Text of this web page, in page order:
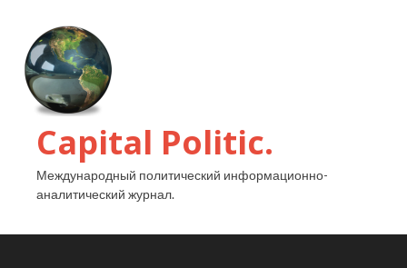
Capital Politic.
Международный политический информационно-
аналитический журнал.